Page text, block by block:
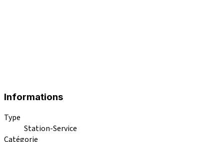
Informations
Type
Station-Service
Catégorie